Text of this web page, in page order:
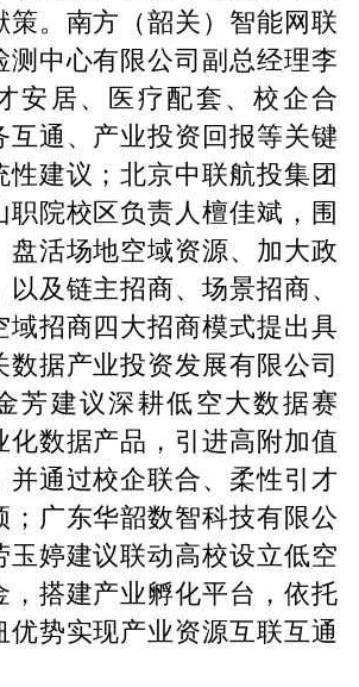
策。南方（韶关）智能网联
测中心有限公司副总经理李
安居、医疗配套、校企合
互通、产业投资回报等关键
性建议；北京中联航投集团
职院校区负责人檀佳斌，围
盘活场地空域资源、加大政
及链主招商、场景招商、
域招商四大招商模式提出具
数据产业投资发展有限公司
芳建议深耕低空大数据赛
化数据产品，引进高附加值
并通过校企联合、柔性引才
；广东华韶数智科技有限公
玉婷建议联动高校设立低空
，搭建产业孵化平台，依托
优势实现产业资源互联互通